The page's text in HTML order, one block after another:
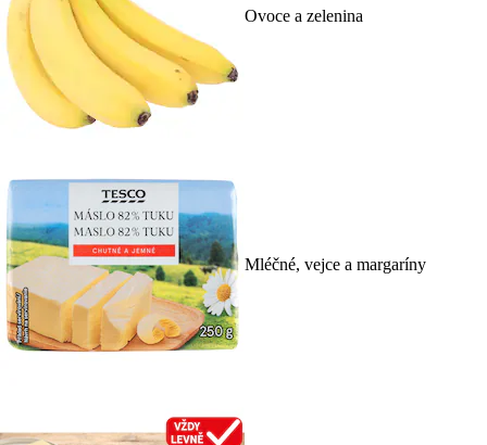
Ovoce a zelenina
Mléčné, vejce a margaríny